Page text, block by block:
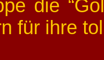
die
für ihre